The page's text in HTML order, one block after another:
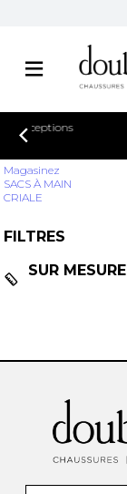
Magasinez
SACS À MAIN
CRIALE
FILTRES
SUR MESURE